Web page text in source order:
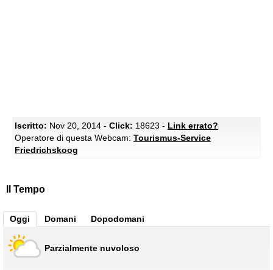
Iscritto: Nov 20, 2014 - Click: 18623 - Link errato?
Operatore di questa Webcam: Tourismus-Service
Friedrichskoog
Il Tempo
Oggi Domani Dopodomani
Parzialmente nuvoloso